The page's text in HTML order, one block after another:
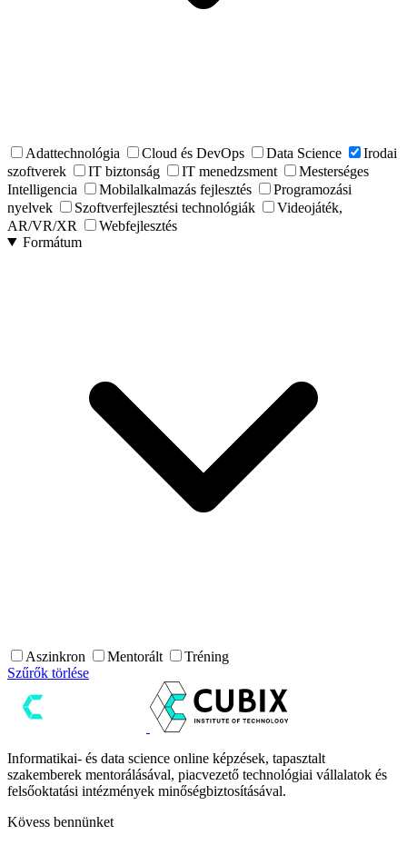
Adattechnológia Cloud és DevOps Data Science
Irodai
szoftverek
IT biztonság IT menedzsment
Mesterséges
Intelligencia
Mobilalkalmazás fejlesztés
Programozási
nyelvek
Szoftverfejlesztési technológiák
Videojáték,
AR/VR/XR
Webfejlesztés
Formátum
Aszinkron Mentorált
Tréning
Szűrők törlése
Informatikai- és data science online képzések, tapasztalt
szakemberek mentorálásával, piacvezető technológiai vállalatok és
felsőoktatási intézmények minőségbiztosításával.
Kövess bennünket